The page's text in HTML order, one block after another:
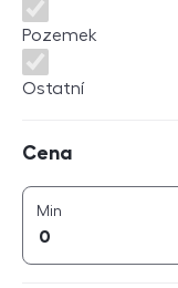
Pozemek
Ostatní
Cena
Min